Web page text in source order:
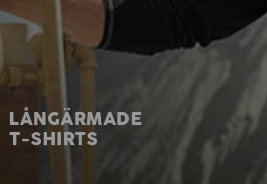
LÅNGÄRMADE
T-SHIRTS